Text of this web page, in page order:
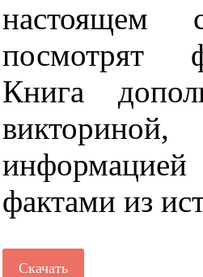
настоящем
посмотрят
Книга
фактами из
Скачать